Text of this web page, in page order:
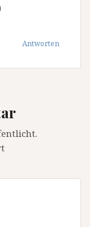
Antworten